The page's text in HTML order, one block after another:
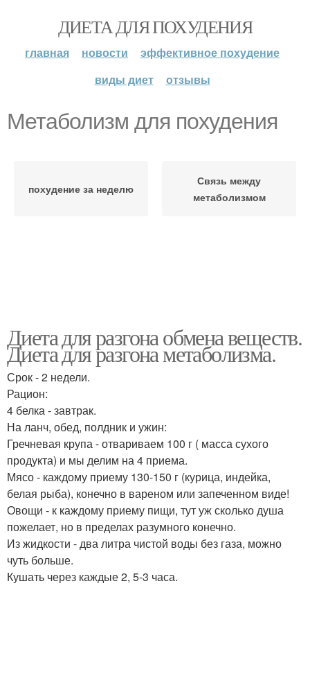
ДИЕТА ДЛЯ ПОХУДЕНИЯ
главная новости
эффективное похудение
виды диет
отзывы
Метаболизм для похудения
похудение за неделю
Связь между
метаболизмом
Диета для разгона обмена веществ.
Диета для разгона метаболизма.
Срок - 2 недели.
Рацион:
4 белка - завтрак.
На ланч, обед, полдник и ужин:
Гречневая крупа - отвариваем 100 г ( масса сухого
продукта) и мы делим на 4 приема.
Мясо - каждому приему 130-150 г (курица, индейка,
белая рыба), конечно в вареном или запеченном виде!
Овощи - к каждому приему пищи, тут уж сколько душа
пожелает, но в пределах разумного конечно.
Из жидкости - два литра чистой воды без газа, можно
чуть больше.
Кушать через каждые 2, 5-3 часа.